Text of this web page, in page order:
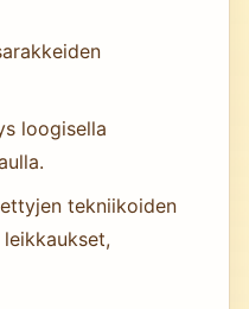
loogisella
tekniikoiden